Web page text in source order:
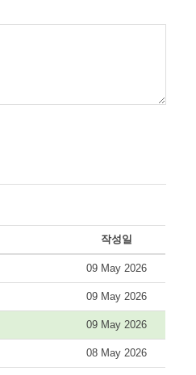
작성일
09 May 2026
09 May 2026
09 May 2026
08 May 2026